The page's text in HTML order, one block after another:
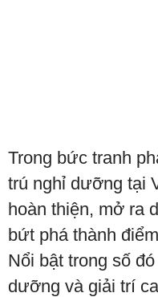
Trong bức tranh
trú nghỉ dưỡng tại
hoàn thiện, mở ra
bứt phá thành
Nổi bật trong số
dưỡng và giải trí